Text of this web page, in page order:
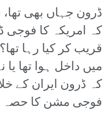
ڈرون جہاں بھی
کہ امریکہ کا فوجی
قریب کر کیا رہا
میں داخل ہوا تھا
کہ ڈرون ایران کے
فوجی مشن کا حصہ